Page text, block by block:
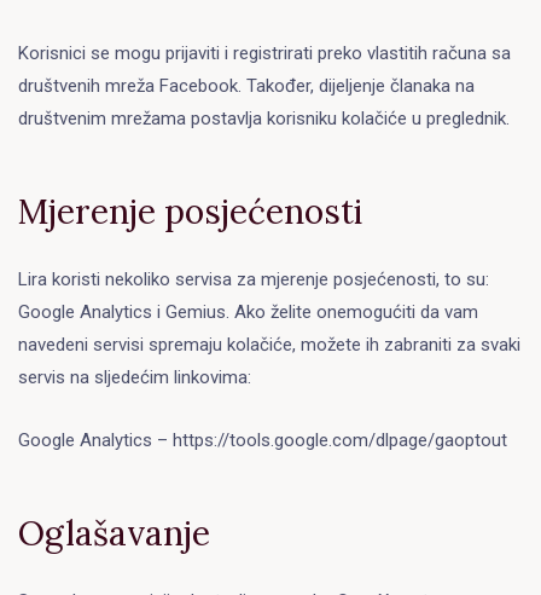
Korisnici se mogu prijaviti i registrirati preko vlastitih računa sa
društvenih mreža Facebook. Također, dijeljenje članaka na
društvenim mrežama postavlja korisniku kolačiće u preglednik.
Mjerenje posjećenosti
Lira koristi nekoliko servisa za mjerenje posjećenosti, to su:
Google Analytics i Gemius. Ako želite onemogućiti da vam
navedeni servisi spremaju kolačiće, možete ih zabraniti za svaki
servis na sljedećim linkovima:
Google Analytics – https://tools.google.com/dlpage/gaoptout
Oglašavanje